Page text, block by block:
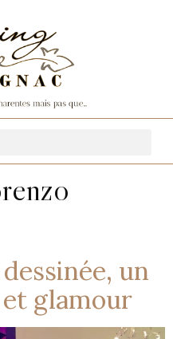
un
glamour